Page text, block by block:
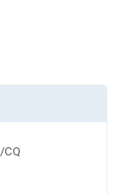
CQ